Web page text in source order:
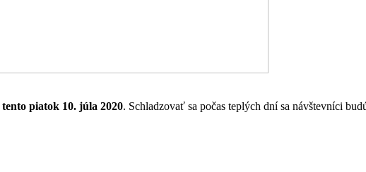
tento piatok 10. júla 2020. Schladzovať sa počas teplých dní sa návštevníci